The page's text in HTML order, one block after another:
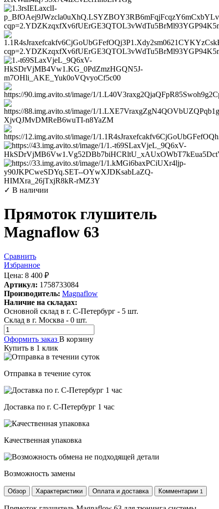
✓ В наличии
Прямоток глушитель
Magnaflow 63
Сравнить
Избранное
Цена: 8 400 ₽
Артикул: 1758733084
Производитель: Magnaflow
Наличие на складах:
Основной склад в г. С-Петербург - 5 шт.
Склад в г. Москва - 0 шт.
Оформить заказ В корзину
Купить в 1 клик
Отправка в течение суток
Доставка по г. С-Петербург 1 час
Качественная упаковка
Возможность замены
Обзор Характеристики Оплата и доставка Комментарии 1